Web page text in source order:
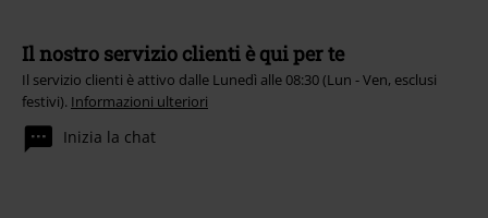
Il nostro servizio clienti è qui per te
Il servizio clienti è attivo dalle Lunedì alle 08:30 (Lun - Ven, esclusi
festivi). Informazioni ulteriori
Inizia la chat